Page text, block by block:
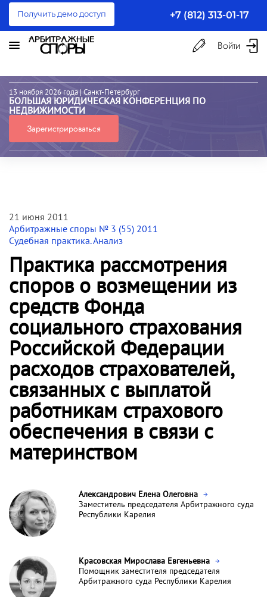
Получить демо доступ +7 (812) 313-01-17
Войти
13 ноября 2026 года | Санкт-Петербург
БОЛЬШАЯ ЮРИДИЧЕСКАЯ КОНФЕРЕНЦИЯ ПО
НЕДВИЖИМОСТИ
Зарегистрироваться
21 июня 2011
Арбитражные споры № 3 (55) 2011
Судебная практика. Анализ
Практика рассмотрения
споров о возмещении из
средств Фонда
социального страхования
Российской Федерации
расходов страхователей,
связанных с выплатой
работникам страхового
обеспечения в связи с
материнством
Александрович Елена Олеговна
Заместитель председателя Арбитражного суда
Республики Карелия
Красовская Мирослава Евгеньевна
Помощник заместителя председателя
Арбитражного суда Республики Карелия